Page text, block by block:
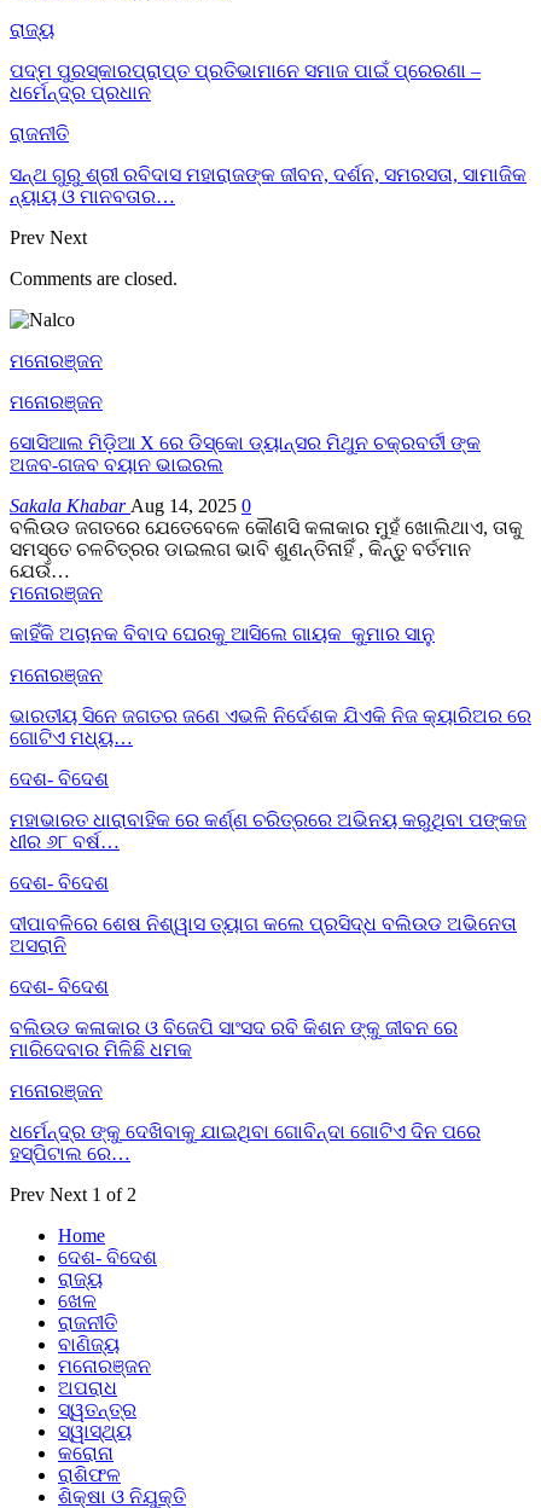
ରାଜ୍ୟ
ପଦ୍ମ ପୁରସ୍କାରପ୍ରାପ୍ତ ପ୍ରତିଭାମାନେ ସମାଜ ପାଇଁ ପ୍ରେରଣା –
ଧର୍ମେନ୍ଦ୍ର ପ୍ରଧାନ
ରାଜନୀତି
ସନ୍ଥ ଗୁରୁ ଶ୍ରୀ ରବିଦାସ ମହାରାଜଙ୍କ ଜୀବନ, ଦର୍ଶନ, ସମରସତା, ସାମାଜିକ
ନ୍ୟାୟ ଓ ମାନବତାର…
Prev Next
Comments are closed.
ମନୋରଞ୍ଜନ
ମନୋରଞ୍ଜନ
ସୋସିଆଲ ମିଡ଼ିଆ X ରେ ଡିସ୍କୋ ଡ୍ୟାନ୍ସର ମିଥୁନ ଚକ୍ରବର୍ତୀ ଙ୍କ
ଅଜବ-ଗଜବ ବୟାନ ଭାଇରଲ
Sakala Khabar Aug 14, 2025 0
ବଲିଉଡ ଜଗତରେ ଯେତେବେଳେ କୌଣସି କଳାକାର ମୁହଁ ଖୋଲିଥାଏ, ତାକୁ
ସମସ୍ତେ ଚଳଚିତ୍ରର ଡାଇଲଗ ଭାବି ଶୁଣନ୍ତିନାହିଁ , କିନ୍ତୁ ବର୍ତମାନ
ଯେଉଁ…
ମନୋରଞ୍ଜନ
କାହିଁକି ଅଚାନକ ବିବାଦ ଘେରକୁ ଆସିଲେ ଗାୟକ କୁମାର ସାନୁ
ମନୋରଞ୍ଜନ
ଭାରତୀୟ ସିନେ ଜଗତର ଜଣେ ଏଭଳି ନିର୍ଦେଶକ ଯିଏକି ନିଜ କ୍ୟାରିଅର ରେ
ଗୋଟିଏ ମଧ୍ୟ…
ଦେଶ- ବିଦେଶ
ମହାଭାରତ ଧାରାବାହିକ ରେ କର୍ଣ୍ଣ ଚରିତ୍ରରେ ଅଭିନୟ କରୁଥିବା ପଙ୍କଜ
ଧୀର ୬୮ ବର୍ଷ…
ଦେଶ- ବିଦେଶ
ଦୀପାବଳିରେ ଶେଷ ନିଶ୍ୱାସ ତ୍ୟାଗ କଲେ ପ୍ରସିଦ୍ଧ ବଲିଉଡ ଅଭିନେତା
ଅସରାନି
ଦେଶ- ବିଦେଶ
ବଲିଉଡ କଳାକାର ଓ ବିଜେପି ସାଂସଦ ରବି କିଶନ ଙ୍କୁ ଜୀବନ ରେ
ମାରିଦେବାର ମିଳିଛି ଧମକ
ମନୋରଞ୍ଜନ
ଧର୍ମେନ୍ଦ୍ର ଙ୍କୁ ଦେଖିବାକୁ ଯାଇଥିବା ଗୋବିନ୍ଦା ଗୋଟିଏ ଦିନ ପରେ
ହସ୍ପିଟାଲ ରେ…
Prev Next 1 of 2
Home
ଦେଶ- ବିଦେଶ
ରାଜ୍ୟ
ଖେଳ
ରାଜନୀତି
ବାଣିଜ୍ୟ
ମନୋରଞ୍ଜନ
ଅପରାଧ
ସ୍ୱତନ୍ତ୍ର
ସ୍ୱାସ୍ଥ୍ୟ
କରୋନା
ରାଶିଫଳ
ଶିକ୍ଷା ଓ ନିଯୁକ୍ତି